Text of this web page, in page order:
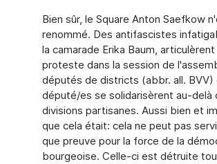
Bien sûr, le Square Anton Saefkow
renommé. Des antifascistes
la camarade Erika Baum, articulèrent
proteste dans la session de
députés de districts (abbr. all. BVV)
député/es se solidarisèrent au-delà
divisions partisanes. Aussi bien et
que cela était: cela ne peut pas
que preuve pour la force de la
bourgeoise. Celle-ci est détruite